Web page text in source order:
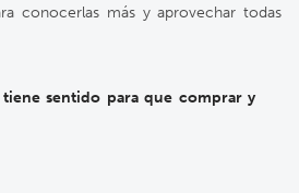
conocerlas más y aprovechar todas
tiene sentido para que comprar y